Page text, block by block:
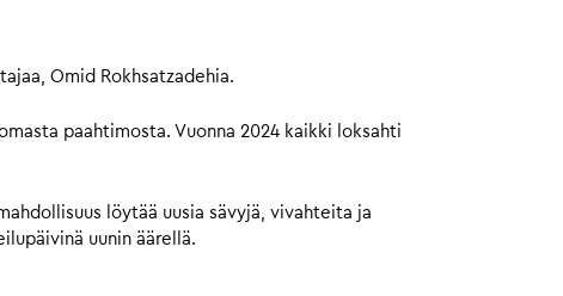
Omid Rokhsatzadehia.
paahtimosta. Vuonna 2024 kaikki loksahti
löytää uusia sävyjä, vivahteita ja
uunin äärellä.